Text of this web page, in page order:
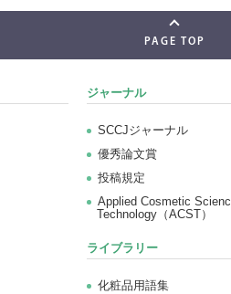
PAGE TOP
ジャーナル
SCCJジャーナル
優秀論文賞
投稿規定
Applied Cosmetic
Technology（ACST）
ライブラリー
化粧品用語集